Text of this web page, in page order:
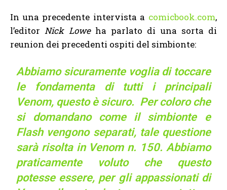
In una precedente intervista a comicbook.com,
l’editorNick Loweha parlato di una sorta di
reunion dei precedenti ospiti del simbionte:
Abbiamo sicuramente voglia di toccare
le fondamenta di tutti i principali
Venom, questo è sicuro. Per coloro che
si domandano come il simbionte e
Flash vengono separati, tale questione
sarà risolta in Venom n. 150. Abbiamo
praticamente voluto che questo
potesse essere, per gli appassionati di